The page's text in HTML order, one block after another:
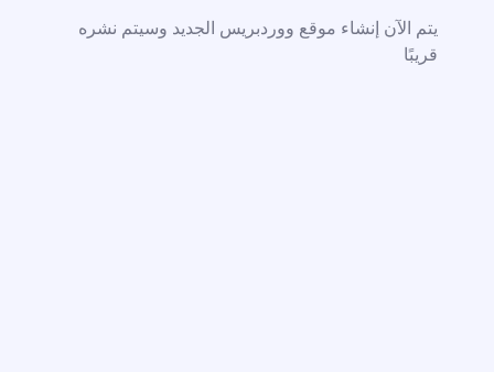
يتم الآن إنشاء موقع ووردبريس الجديد وسيتم نشره
قريبًا